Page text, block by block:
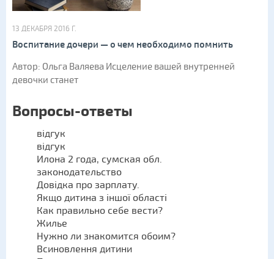
13 ДЕКАБРЯ 2016 Г.
Воспитание дочери — о чем необходимо помнить
Автор: Ольга Валяева Исцеление вашей внутренней
девочки станет
Вопросы-ответы
відгук
відгук
Илона 2 года, сумская обл.
законодательство
Довідка про зарплату.
Якщо дитина з іншої області
Как правильно себе вести?
Жилье
Нужно ли знакомится обоим?
Всиновлення дитини